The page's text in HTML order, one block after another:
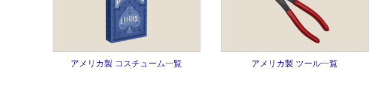
アメリカ製 コスチューム一覧 アメリカ製 ツール一覧